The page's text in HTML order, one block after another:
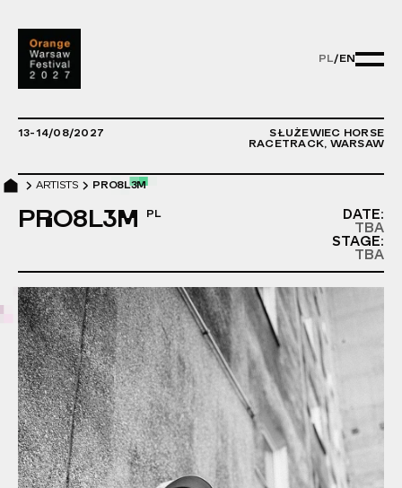
PL/ EN
PL/EN -
13-14/08/2027
SŁUŻEWIEC HORSE
RACETRACK, WARSAW
ARTISTS PRO8L3M
PRO8L3M
DATE:
TBA
STAGE:
TBA